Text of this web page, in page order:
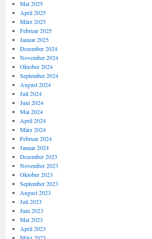
Mai 2025
April 2025
März 2025
Februar 2025
Januar 2025
Dezember 2024
November 2024
Oktober 2024
September 2024
August 2024
Juli 2024
Juni 2024
Mai 2024
April 2024
März 2024
Februar 2024
Januar 2024
Dezember 2023
November 2023
Oktober 2023
September 2023
August 2023
Juli 2023
Juni 2023
Mai 2023
April 2023